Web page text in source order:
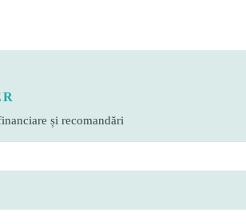
și recomandări